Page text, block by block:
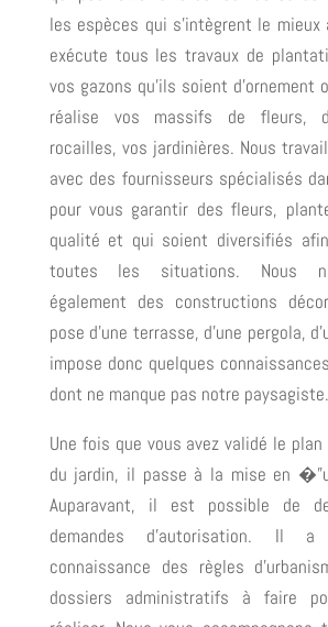
les espèces qui s’intègrent le
exécute tous les travaux de
vos gazons qu’ils soient d’ornement
réalise vos massifs de fleurs,
rocailles, vos jardinières. Nous
avec des fournisseurs spécialisés
pour vous garantir des fleurs,
qualité et qui soient diversifiés
toutes les situations. Nous
également des constructions
pose d’une terrasse, d’une pergola,
impose donc quelques
dont ne manque pas notre paysagiste.
Une fois que vous avez validé le plan
du jardin, il passe à la mise en
Auparavant, il est possible de
demandes d’autorisation. Il
connaissance des règles
dossiers administratifs à faire